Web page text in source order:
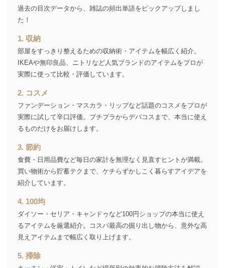
1
当社の定期購読サ
ービス等をご利用
の方の個人情報
購入商品の配送のため
商品代金回収のため
個人が特定できない形で取得した
閲覧履歴や購買履歴等の情報を分
析して、趣味・嗜好に
2 いただいた方の個
人情報
お問い合わせ対応、トラブル対
処、オペレーター教育など応対品
質向上のため
3
当社カスタマーQ＆
Aサービス利用者
カスタマーQ＆Aサイトの投稿内容
サイトのサービス内容のご案内の
ため
ｅメール等による商品、サービ
4
採用応募者の方の
個人情報
採用選考、ご連絡のため
5
当社の従業者の個
人情報
人事、総務などの雇用管理等のた
め
企業）からの委託
により当社の
た商品の発売元企業からのｅメー
過去の目次データから、雑誌の頻出単語をピックアップしまし
た！
1. 収納
部屋をすっきり整えるための収納術・アイテムを幅広く紹介。
IKEAや無印良品、ニトリなど人気ブランドのアイテムをプロが
実際に使って比較・評価しています。
2. コスメ
ファンデーション・マスカラ・リップなど話題のコスメをプロが
実際に試して辛口評価。プチプラからデパコスまで、本当に使え
るものだけをお届けします。
3. 節約
食費・日用品費など毎日の家計を無理なく見直すヒントが満載。
買い物術から貯蓄テクまで、ケチらずかしこく暮らすアイデアを
紹介しています。
4. 100均
ダイソー・セリア・キャンドゥなど100円ショップの本当に使え
るアイテムを厳選紹介。コスパ最高の掘り出し物から、意外な高
見えアイテムまで幅広く取り上げます。
5. 掃除